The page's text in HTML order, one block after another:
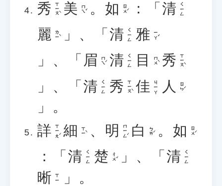
秀 ㄒㄧㄡˋ 美 ㄇㄟˇ 。 如 ㄖㄨˊ ：「 清 ㄑㄧㄥ
麗 ㄌㄧˋ 」、「 清 ㄑㄧㄥ 雅 ㄧㄚˇ
」、「 眉 ㄇㄟˊ 清 ㄑㄧㄥ 目 ㄇㄨˋ 秀 ㄒㄧㄡˋ
」、「 清 ㄑㄧㄥ 秀 ㄒㄧㄡˋ 佳 ㄐㄧㄚ 人 ㄖㄣˊ
」。
詳 ㄒㄧㄤˊ 細 ㄒㄧˋ 、 明 ㄇㄧㄥˊ 白 ㄅㄞˊ 。 如 ㄖㄨˊ
：「 清 ㄑㄧㄥ 楚 ㄔㄨˇ 」、「 清 ㄑㄧㄥ
晰 ㄒㄧ
」。